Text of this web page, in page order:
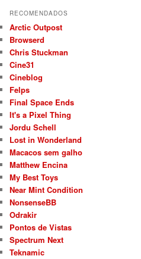
RECOMENDADOS
Arctic Outpost
Browserd
Chris Stuckman
Cine31
Cineblog
Felps
Final Space Ends
It's a Pixel Thing
Jordu Schell
Lost in Wonderland
Macacos sem galho
Matthew Encina
My Best Toys
Near Mint Condition
NonsenseBB
Odrakir
Pontos de Vistas
Spectrum Next
Teknamic